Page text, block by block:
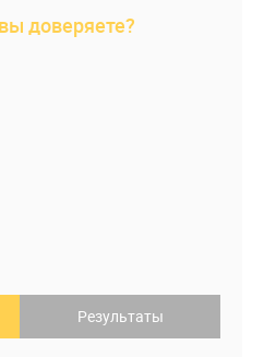
доверяете?
Результаты